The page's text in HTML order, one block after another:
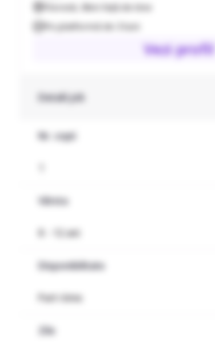
Floresti
0km față de tine
Pe platformă de 3 luni
Vezi profil
Detalii job
Nr. copii
Vârsta
8 - 12 ani
Disponibilitate
Part-time
Zile